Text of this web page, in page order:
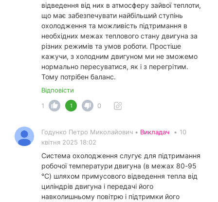
відведення від них в атмосферу зайвої теплоти,
що має забезпечувати найбільший ступінь
охолодження та можливість підтримання в
необхідних межах теплового стану двигуна за
різних режимів та умов роботи. Простіше
кажучи, з холодним двигуном ми не зможемо
нормально пересуватися, як і з перегрітим.
Тому потрібен баланс.
Відповісти
1
1 0
Годунко Петро Миколайович • Викладач • 10
квітня 2025 18:02
Система охолодження слугує для підтримання
робочої температури двигуна (в межах 80-95
°С) шляхом примусового відведення тепла від
циліндрів двигуна і передачі його
навколишньому повітрю і підтримки його